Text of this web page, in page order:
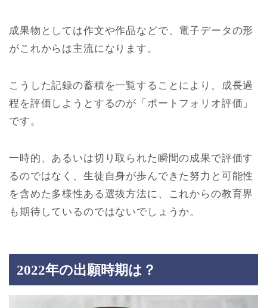
成果物としては作文や作品などで、電子データの形
がこれからは主流になります。
こうした記録の蓄積を一覧することにより、成長過
程を評価しようとするのが「ポートフォリオ評価」
です。
一時的、あるいは切り取られた瞬間の成果で評価す
るのではなく、生徒自身が歩んできた努力と可能性
を含めた多様性ある選抜方法に、これからの教育界
も期待しているのではないでしょうか。
2022年の出願時期は？